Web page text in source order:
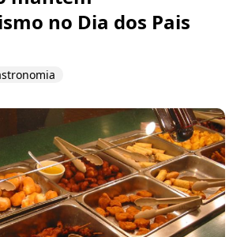
no Dia dos Pais